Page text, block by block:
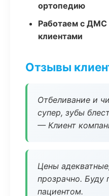
ортопедию
Работаем с ДМС
клиентами
Отзывы
Отбеливание и
супер, зубы
— Клиент
Цены
прозрачно. Буду
пациентом.